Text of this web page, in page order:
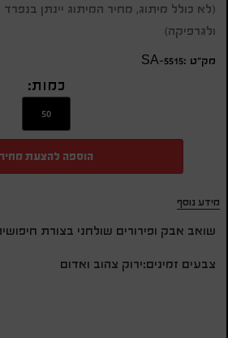
(לא כולל מיתוג, מחיר המיתוג יינתן
ולגרפיקה)
מק״ט :SA-5515
כמות:
הוספה להצעת מחיר
מידע נוסף
שואב אבק ופירורים שולחני בצורת
צבעים זמינים:ירוק צהוב ואדום